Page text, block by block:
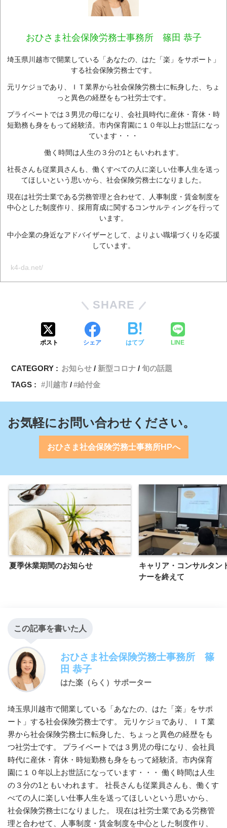
おひさま社会保険労務士事務所 篠田 恭子
埼玉県川越市で開業している「あなたの、はた「楽」をサポート」
する社会保険労務士です。
元リケジョであり、ＩＴ業界から社会保険労務士に転身した、ちょ
っと異色の経歴をもつ社労士です。
プライベートでは３男児の母になり、会社員時代に産休・育休・時
短勤務も身をもって経験済。市内保育園に１０年以上お世話になっ
ています・・・
働く時間は人生の３分の1ともいわれます。
社長さんも従業員さんも、働くすべての人に楽しい仕事人生を送っ
てほしいという思いから、社会保険労務士になりました。
現在は社労士業である労務管理と合わせて、人事制度・賃金制度を
中心とした制度作り、採用育成に関するコンサルティングを行って
います。
中小企業の身近なアドバイザーとして、よりよい職場づくりを応援
しています。
k4-da.net/
SHARE
ポスト シェア はてブ LINE
CATEGORY : お知らせ 新型コロナ
旬の話題
TAGS :
川越市 給付金
お気軽にお問い合わせください。
おひさま社会保険労務士事務所HPへ
夏季休業期間のお知らせ
キャリア・コンサルタン
ナーを終えて
この記事を書いた人
おひさま社会保険労務士事務所 篠
田 恭子
はた楽（らく）サポーター
埼玉県川越市で開業している「あなたの、はた「楽」をサポ
ート」する社会保険労務士です。 元リケジョであり、ＩＴ業
界から社会保険労務士に転身した、ちょっと異色の経歴をも
つ社労士です。 プライベートでは３男児の母になり、会社員
時代に産休・育休・時短勤務も身をもって経験済。市内保育
園に１０年以上お世話になっています・・・ 働く時間は人生
の３分の1ともいわれます。 社長さんも従業員さんも、働くす
べての人に楽しい仕事人生を送ってほしいという思いから、
社会保険労務士になりました。 現在は社労士業である労務管
理と合わせて、人事制度・賃金制度を中心とした制度作り、